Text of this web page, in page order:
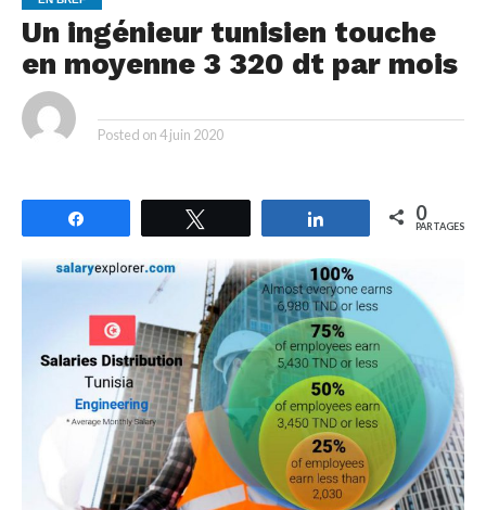
Un ingénieur tunisien touche
en moyenne 3 320 dt par mois
Posted on4 juin 2020
Partagez 0
PARTAGES